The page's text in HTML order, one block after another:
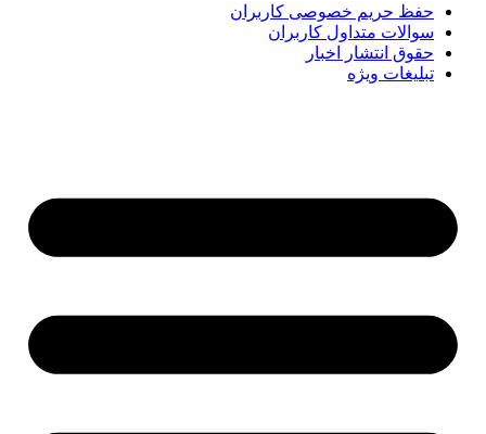
حفظ حریم خصوصی کاربران
سوالات متداول کاربران
حقوق انتشار اخبار
تبلیغات ویژه